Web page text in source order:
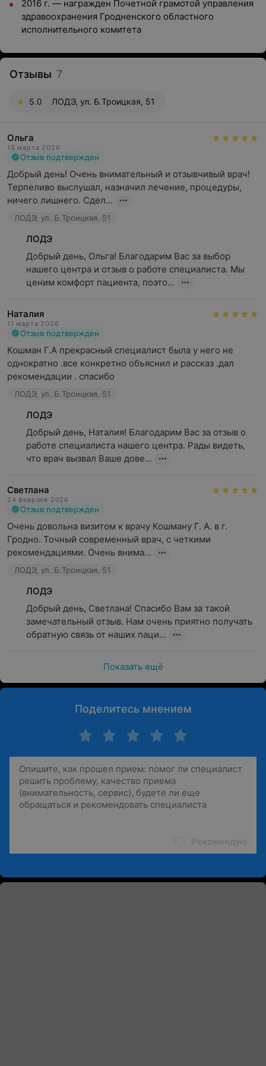
2016 г. — награжден Почетной грамотой управления
здравоохранения Гродненского областного
исполнительного комитета
Отзывы 7
5.0 ЛОДЭ, ул. Б.Троицкая, 51
Ольга
15 марта 2026
Отзыв подтвержден
Добрый день! Очень внимательный и отзывчивый врач!
Терпеливо выслушал, назначил лечение, процедуры,
ничего лишнего. Сдел...
ЛОДЭ, ул. Б.Троицкая, 51
ЛОДЭ
Добрый день, Ольга! Благодарим Вас за выбор
нашего центра и отзыв о работе специалиста. Мы
ценим комфорт пациента, поэто...
Наталия
11 марта 2026
Отзыв подтвержден
Кошман Г.А прекрасный специалист была у него не
однократно .все конкретно объяснил и рассказ .дал
рекомендации . спасибо
ЛОДЭ, ул. Б.Троицкая, 51
ЛОДЭ
Добрый день, Наталия! Благодарим Вас за отзыв о
работе специалиста нашего центра. Рады видеть,
что врач вызвал Ваше дове...
Светлана
24 февраля 2026
Отзыв подтвержден
Очень довольна визитом к врачу Кошману Г. А. в г.
Гродно. Точный современный врач, с четкими
рекомендациями. Очень внима...
ЛОДЭ, ул. Б.Троицкая, 51
ЛОДЭ
Добрый день, Светлана! Спасибо Вам за такой
замечательный отзыв. Нам очень приятно получать
обратную связь от наших паци...
Показать ещё
Поделитесь мнением
Рекомендую